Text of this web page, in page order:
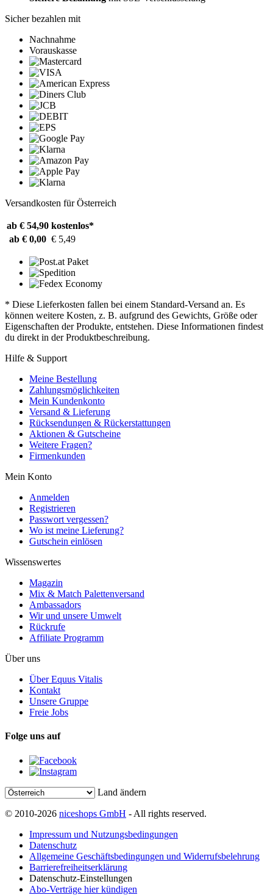
Sicher bezahlen mit
Nachnahme
Vorauskasse
Versandkosten für Österreich
ab € 54,90 kostenlos*
ab € 0,00 € 5,49
* Diese Lieferkosten fallen bei einem Standard-Versand an. Es
können weitere Kosten, z. B. aufgrund des Gewichts, Größe oder
Eigenschaften der Produkte, entstehen. Diese Informationen findest
du direkt in der Produktbeschreibung.
Hilfe & Support
Meine Bestellung
Zahlungsmöglichkeiten
Mein Kundenkonto
Versand & Lieferung
Rücksendungen & Rückerstattungen
Aktionen & Gutscheine
Weitere Fragen?
Firmenkunden
Mein Konto
Anmelden
Registrieren
Passwort vergessen?
Wo ist meine Lieferung?
Gutschein einlösen
Wissenswertes
Magazin
Mix & Match Palettenversand
Ambassadors
Wir und unsere Umwelt
Rückrufe
Affiliate Programm
Über uns
Über Equus Vitalis
Kontakt
Unsere Gruppe
Freie Jobs
Folge uns auf
Land ändern
© 2010-2026 niceshops GmbH - All rights reserved.
Impressum und Nutzungsbedingungen
Datenschutz
Allgemeine Geschäftsbedingungen und Widerrufsbelehrung
Barrierefreiheitserklärung
Datenschutz-Einstellungen
Abo-Verträge hier kündigen